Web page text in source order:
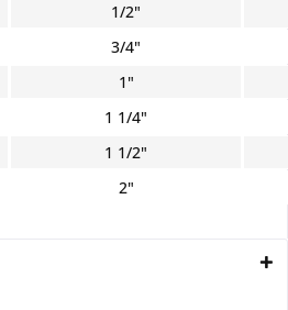
1/2"
3/4"
1"
1 1/4"
1 1/2"
2"